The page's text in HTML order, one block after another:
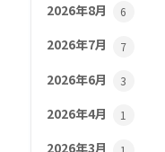
2026年8月 6
2026年7月 7
2026年6月 3
2026年4月 1
2026年3月